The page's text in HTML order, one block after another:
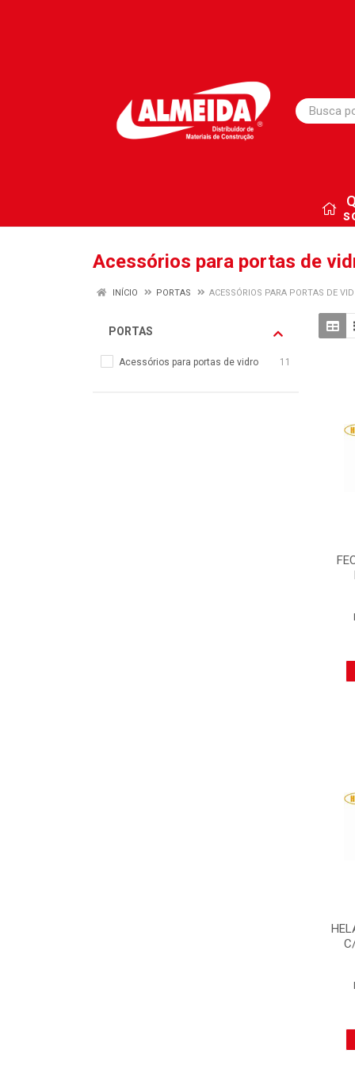
Acessórios para portas de
INÍCIO PORTAS ACESSÓRIOS PARA PORTAS DE
PORTAS
Acessórios para portas de vidro 11